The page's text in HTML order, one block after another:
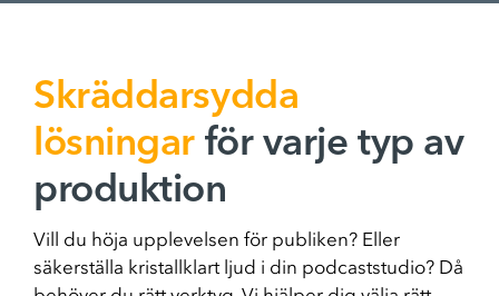
Skräddarsydda
lösningarför varje typ av
produktion
Vill du höja upplevelsen för publiken? Eller
säkerställa kristallklart ljud i din podcaststudio? Då